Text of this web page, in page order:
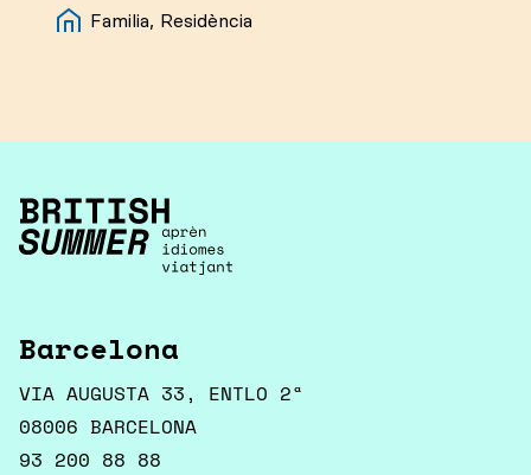
Familia, Residència
Barcelona
VIA AUGUSTA 33, ENTLO 2ª
08006 BARCELONA
93 200 88 88